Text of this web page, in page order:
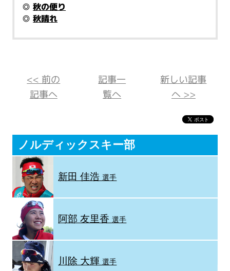
◎秋の便り
◎秋晴れ
<< 前の
記事へ
記事一
覧へ
新しい記事
へ >>
ノルディックスキー部
新田 佳浩選手
阿部 友里香選手
川除 大輝選手